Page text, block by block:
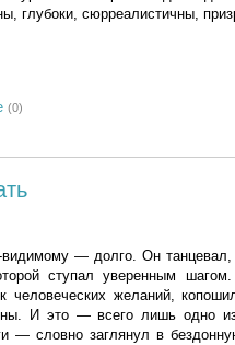
глубоки, сюрреалистичны,
(0)
— долго. Он танцевал,
ступал уверенным шагом.
человеческих желаний,
И это — всего лишь одно
— словно заглянул в